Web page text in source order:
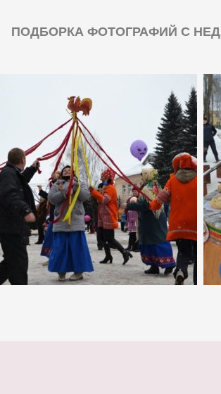
ПОДБОРКА ФОТОГРАФИЙ С